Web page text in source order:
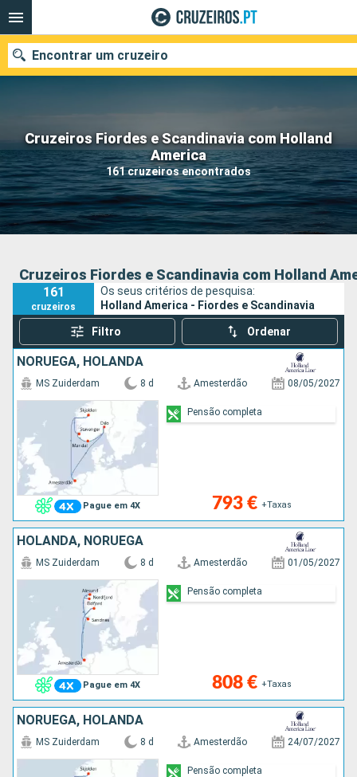
Cruzeiros Fiordes e Scandinavia com Holland
America
161 cruzeiros encontrados
Encontrar um cruzeiro
Quando ir?
Data de partida
Portos Companhias
Cruzeiros Fiordes e Scandinavia com Holland
161
cruzeiros
Os seus critérios de pesquisa:
Holland America - Fiordes e Scandinavia
Filtro Ordenar
NORUEGA, HOLANDA
Pague em 4X
MS Zuiderdam 8 d Amesterdão 08/05/2027
793 € +Taxas
Pensão completa
HOLANDA, NORUEGA
Pague em 4X
MS Zuiderdam 8 d Amesterdão 01/05/2027
808 € +Taxas
Pensão completa
NORUEGA, HOLANDA
MS Zuiderdam 8 d Amesterdão 24/07/2027
Pensão completa